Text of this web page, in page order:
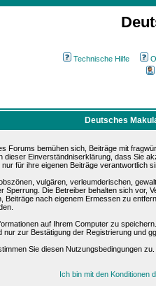
Technische Hilfe
Deutsches
Forums bemühen sich, Beiträge mit
dieser Einverständniserklärung, dass Sie
für ihre eigenen Beiträge verantwortlich
vulgären, verleumderischen,
Sperrung. Die Betreiber behalten sich vor,
Beiträge nach eigenem Ermessen zu
auf Ihrem Computer zu
zur Bestätigung der Registrierung und
Sie diesen Nutzungsbedingungen zu.
Ich bin mit den Konditionen